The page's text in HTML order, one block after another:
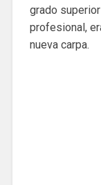
grado
profesional,
nueva carpa.